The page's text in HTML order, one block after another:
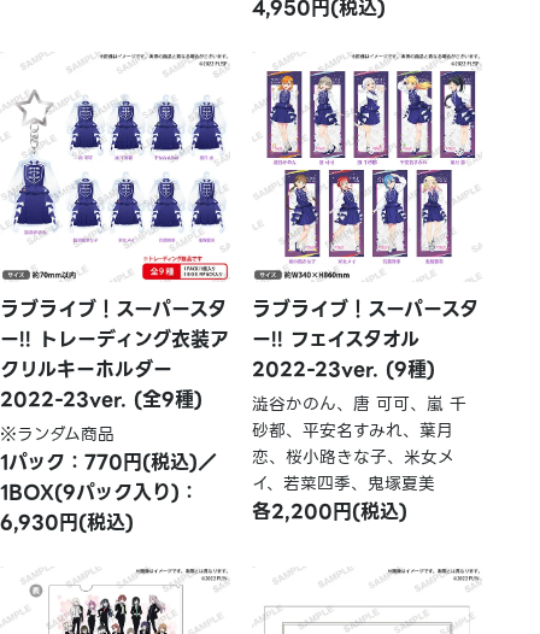
4,950円(税込)
ラブライブ！スーパースタ
ー!! トレーディング衣装ア
クリルキーホルダー
2022-23ver. (全9種)
※ランダム商品
1パック：770円(税込)／
1BOX(9パック入り)：
6,930円(税込)
ラブライブ！スーパースタ
ー!! フェイスタオル
2022-23ver. (9種)
澁谷かのん、唐 可可、嵐 千
砂都、平安名すみれ、葉月
恋、桜小路きな子、米女メ
イ、若菜四季、鬼塚夏美
各2,200円(税込)